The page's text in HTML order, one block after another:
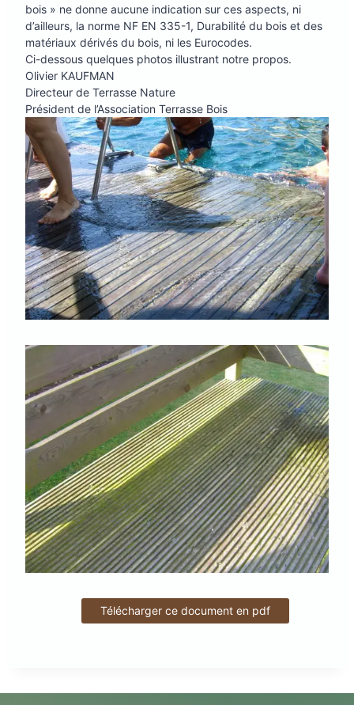
bois » ne donne aucune indication sur ces aspects, ni
d’ailleurs, la norme NF EN 335-1, Durabilité du bois et des
matériaux dérivés du bois, ni les Eurocodes.
Ci-dessous quelques photos illustrant notre propos.
Olivier KAUFMAN
Directeur de Terrasse Nature
Président de l’Association Terrasse Bois
Télécharger ce document en pdf